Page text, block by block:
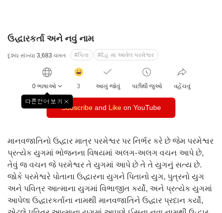
ઉદ્ધારકર્તા અને નવું નામ
દૃશ્ય સંખ્યા 3,683 વખત #પિતા #દેહ માં આવેલ પરમેશ્વર
0 ભાષાઓ
다른언어 보기
창
감
릭
수
3 આખું જોવું પછીથી જુઓ વહેંચવું
Subscribeand Likeon YouTube
માનવજાતિનો ઉદ્ધાર માત્ર પરમેશ્વર પર નિર્ભર કરે છે જેમ પરમેશ્વર
પ્રત્યેક યુગમાં ભોજનના વિષયમાં અલગ-અલગ વચન આપે છે,
તેવું જ વચન જે પરમેશ્વર તે યુગમાં આપે છે તે તે યુગનું સત્ય છે.
જોકે પરમેશ્વરે પોતાના ઉદ્ધારના યુગને પિતાનો યુગ, પુત્રનો યુગ
અને પવિત્ર આત્માના યુગમાં વિભાજીત કર્યો, અને પ્રત્યેક યુગમાં
આપેલા ઉદ્ધારકર્તાના નામથી માનવજાતિને ઉદ્ધાર પ્રદાન કર્યો,